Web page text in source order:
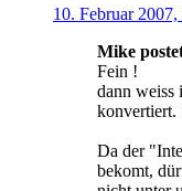
10. Februar 2007,
Mike
Fein !
dann weiss
konvertiert.
Da der
bekomt,